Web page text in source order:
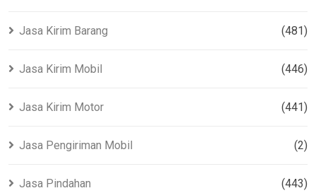
Jasa Kirim Barang (481)
Jasa Kirim Mobil (446)
Jasa Kirim Motor (441)
Jasa Pengiriman Mobil (2)
Jasa Pindahan (443)